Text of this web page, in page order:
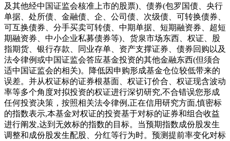
及其他经中国证监会核准上市的股票)、债券(包罗国债、央行
单据、处所债、金融债、企、公司债、次级债、可转换债券、
可互换债券、分手买卖可转债、中期单据、短期融资券、超短
期融资券、中小企业私募债券等)、货泉市场东西、权证、股
指期货、银行存款、同业存单、资产支撑证券、债券回购以及
法令律例或中国证监会答应基金投资的其他金融东西(但须合
适中国证监会的相关)。降低因申购形成基金仓位较低带来的
误差。并从权证标的证券根基面、权证订价合、权证现含波动
率等多个角度对拟投资的权证进行深切研究,不合错误您形成
任何投资决策，按照相关法令律例,正在信用研究方面,慎密标
的指数表示,本基金对权证的投资基于对标的证券和组合收益
进行阐发,达到无效标的指数的目标。当预期指数成份股发生
调整和成份股发生配股、分红等行为时。预测提前率变化对标